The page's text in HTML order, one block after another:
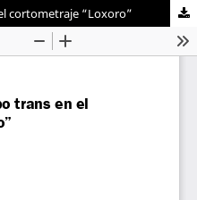
cortometraje “Loxoro”